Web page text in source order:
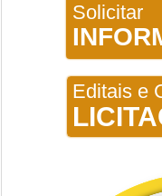
Solicitar
Editais e